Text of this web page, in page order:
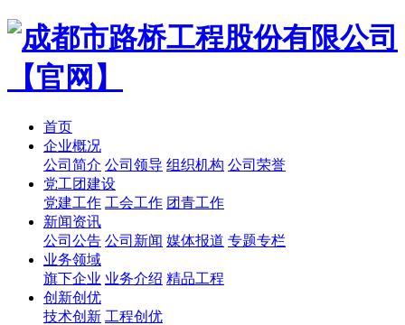
首页
企业概况
公司简介 公司领导 组织机构 公司荣誉
党工团建设
党建工作 工会工作 团青工作
新闻资讯
公司公告 公司新闻 媒体报道 专题专栏
业务领域
旗下企业 业务介绍 精品工程
创新创优
技术创新 工程创优